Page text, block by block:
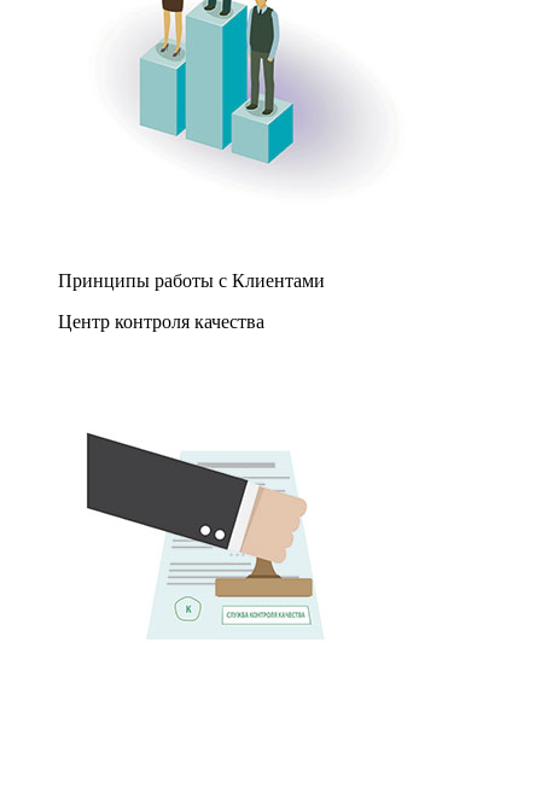
Принципы работы с Клиентами
Центр контроля качества